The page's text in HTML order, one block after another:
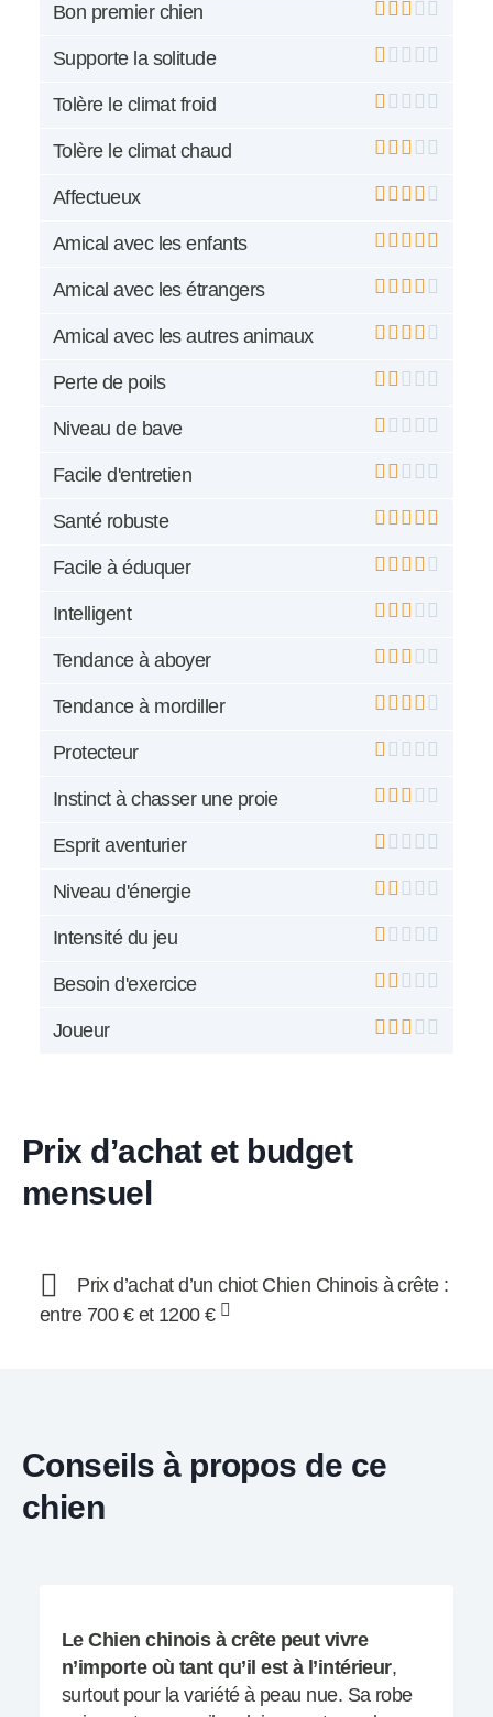
Bon premier chien
Supporte la solitude
Tolère le climat froid
Tolère le climat chaud
Affectueux
Amical avec les enfants
Amical avec les étrangers
Amical avec les autres animaux
Perte de poils
Niveau de bave
Facile d'entretien
Santé robuste
Facile à éduquer
Intelligent
Tendance à aboyer
Tendance à mordiller
Protecteur
Instinct à chasser une proie
Esprit aventurier
Niveau d'énergie
Intensité du jeu
Besoin d'exercice
Joueur
Prix d’achat et budget
mensuel
Prix d’achat d’un chiot Chien Chinois à crête :
entre 700 € et 1200 €
Conseils à propos de ce
chien
Le Chien chinois à crête peut vivre
n’importe où tant qu’il est à l’intérieur,
surtout pour la variété à peau nue. Sa robe